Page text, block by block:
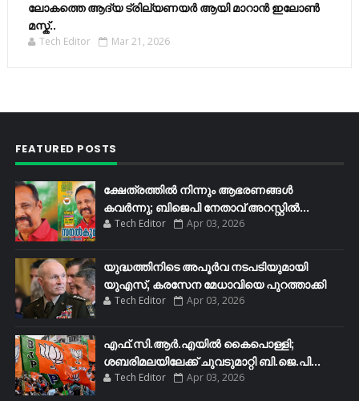
ലോകത്തെ ആദ്യ ട്രില്യണയർ ആയി മാറാൻ ഇലോൺ
മസ്ക്..
Tech Editor Mar 21, 2026
FEATURED POSTS
ക്ഷേത്രത്തിൽ നിന്നും ആഭരണങ്ങൾ
കവർന്നു; ബിജെപി നേതാവ് അറസ്റ്റിൽ...
Tech Editor Apr 03, 2026
യുദ്ധത്തിനിടെ അപൂർവ നടപടിയുമായി
യുഎസ്, കരസേന മേധാവിയെ പുറത്താക്കി
Tech Editor Apr 03, 2026
എഫ്​.സി.ആർ.എയിൽ കൈപൊള്ളി;
ശബരിമലയിലേക്ക്​ ചുവടുമാറ്റി ബി.ജെ.പി...
Tech Editor Apr 03, 2026